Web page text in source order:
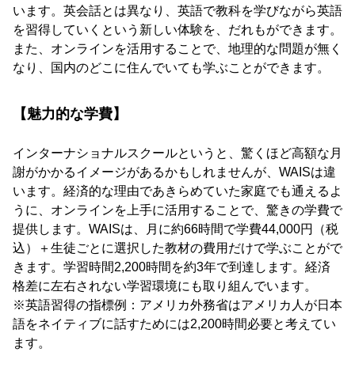
います。英会話とは異なり、英語で教科を学びながら英語
を習得していくという新しい体験を、だれもができます。
また、オンラインを活用することで、地理的な問題が無く
なり、国内のどこに住んでいても学ぶことができます。
【魅力的な学費】
インターナショナルスクールというと、驚くほど高額な月
謝がかかるイメージがあるかもしれませんが、WAISは違
います。経済的な理由であきらめていた家庭でも通えるよ
うに、オンラインを上手に活用することで、驚きの学費で
提供します。WAISは、月に約66時間で学費44,000円（税
込）＋生徒ごとに選択した教材の費用だけで学ぶことがで
きます。学習時間2,200時間を約3年で到達します。経済
格差に左右されない学習環境にも取り組んでいます。
※英語習得の指標例：アメリカ外務省はアメリカ人が日本
語をネイティブに話すためには2,200時間必要と考えてい
ます。